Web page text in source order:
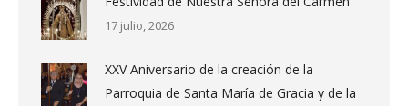
17 julio, 2026
XXV Aniversario de la creación de la
Parroquia de Santa María de Gracia y de la